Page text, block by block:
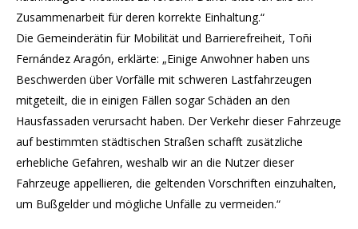
Zusammenarbeit für deren korrekte Einhaltung.“
Die Gemeinderätin für Mobilität und Barrierefreiheit, Toñi
Fernández Aragón, erklärte: „Einige Anwohner haben uns
Beschwerden über Vorfälle mit schweren Lastfahrzeugen
mitgeteilt, die in einigen Fällen sogar Schäden an den
Hausfassaden verursacht haben. Der Verkehr dieser Fahrzeuge
auf bestimmten städtischen Straßen schafft zusätzliche
erhebliche Gefahren, weshalb wir an die Nutzer dieser
Fahrzeuge appellieren, die geltenden Vorschriften einzuhalten,
um Bußgelder und mögliche Unfälle zu vermeiden.“